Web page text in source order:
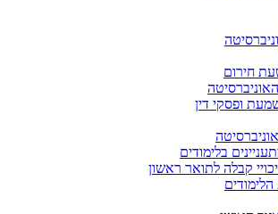
חירום
ופסקי דין
בלימודים
קבלה לתואר ראשון